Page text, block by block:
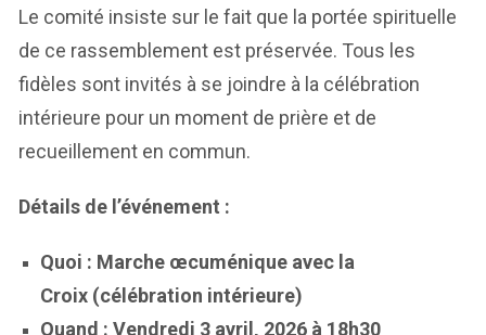
Le comité insiste sur le fait que la portée spirituelle
de ce rassemblement est préservée. Tous les
fidèles sont invités à se joindre à la célébration
intérieure pour un moment de prière et de
recueillement en commun.
Détails de l’événement :
Quoi : Marche œcuménique avec la
Croix (célébration intérieure)
Quand : Vendredi 3 avril, 2026 à 18h30